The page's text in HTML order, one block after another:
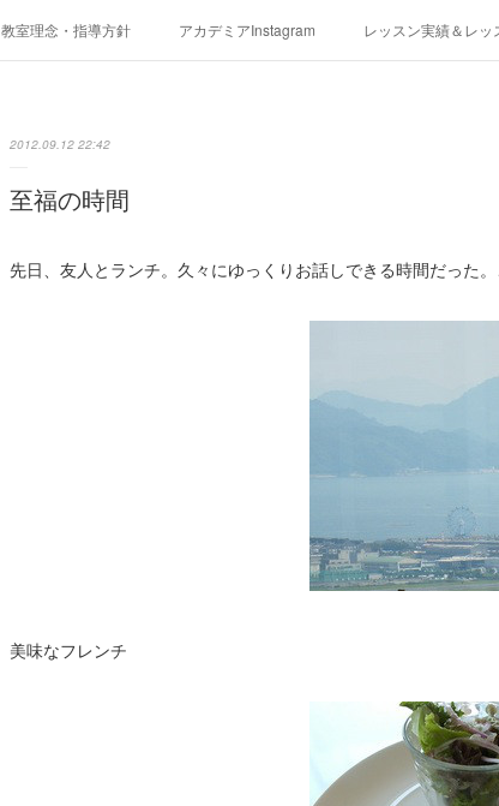
教室理念・指導方針 アカデミアInstagram レッスン実績＆レッ
2012.09.12 22:42
至福の時間
先日、友人とランチ。久々にゆっくりお話しできる時間だった
美味なフレンチ